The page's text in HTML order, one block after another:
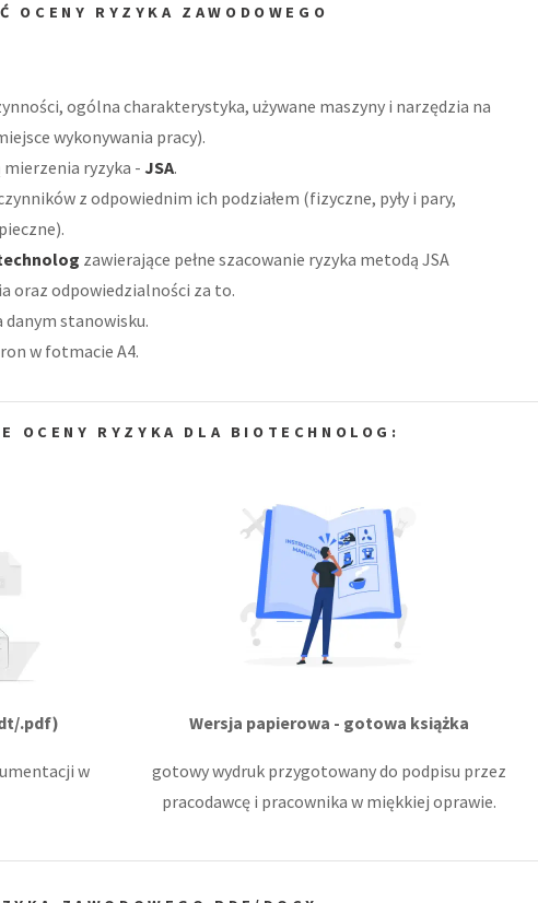
OCENY RYZYKA ZAWODOWEGO
ogólna charakterystyka, używane maszyny i narzędzia na
wykonywania pracy).
mierzenia ryzyka - JSA.
z odpowiednim ich podziałem (fizyczne, pyły i pary,
zawierające pełne szacowanie ryzyka metodą JSA
oraz odpowiedzialności za to.
stanowisku.
w fotmacie A4.
OCENY RYZYKA DLA BIOTECHNOLOG:
.pdf)
w
Wersja papierowa - gotowa książka
gotowy wydruk przygotowany do podpisu przez
pracodawcę i pracownika w miękkiej oprawie.